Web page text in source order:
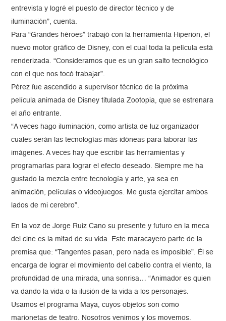
entrevista y logré el puesto de director técnico y de
iluminación”, cuenta.
Para “Grandes héroes” trabajó con la herramienta Hiperion, el
nuevo motor gráfico de Disney, con el cual toda la película está
renderizada. “Consideramos que es un gran salto tecnológico
con el que nos tocó trabajar”.
Pérez fue ascendido a supervisor técnico de la próxima
película animada de Disney titulada Zootopia, que se estrenara
el año entrante.
“A veces hago iluminación, como artista de luz organizador
cuales serán las tecnologías más idóneas para laborar las
imágenes. A veces hay que escribir las herramientas y
programarlas para lograr el efecto deseado. Siempre me ha
gustado la mezcla entre tecnología y arte, ya sea en
animación, películas o videojuegos. Me gusta ejercitar ambos
lados de mi cerebro”.
En la voz de Jorge Ruiz Cano su presente y futuro en la meca
del cine es la mitad de su vida. Este maracayero parte de la
premisa que: “Tangentes pasan, pero nada es imposible”. Él se
encarga de lograr el movimiento del cabello contra el viento, la
profundidad de una mirada, una sonrisa… “Animador es quien
va dando la vida o la ilusión de la vida a los personajes.
Usamos el programa Maya, cuyos objetos son como
marionetas de teatro. Nosotros venimos y los movemos.